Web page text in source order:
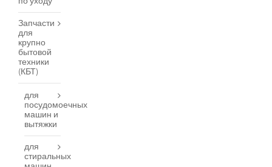
Запчасти
для
крупно
бытовой
техники
(КБТ)
для
посудомоечных
машин и
вытяжки
для
стиральных